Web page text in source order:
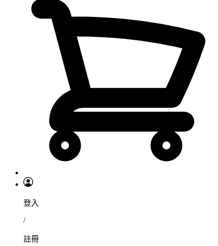
登入
/
註冊